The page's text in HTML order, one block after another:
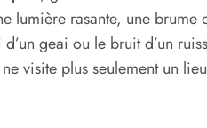
lumière rasante, une brume
geai ou le bruit d’un
visite plus seulement un